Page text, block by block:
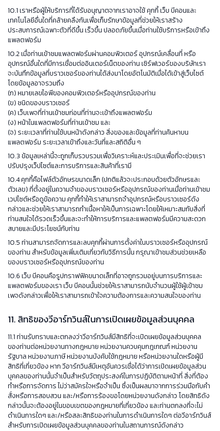
10.1 เราหรือผู้ให้บริการที่ได้รับอนุญาตจากเราอาจใช้ คุกกี้ เว็บ บีคอนและ
เทคโนโลยีอื่นใดที่คล้ายคลึงกันเพื่อเก็บรักษาข้อมูลที่ช่วยให้เราสร้าง
ประสบการณ์เฉพาะตัวที่ดีขึ้น เร็วขึ้น ปลอดภัยขึ้นเมื่อท่านใช้บริการหรือเข้าถึง
แพลตฟอร์ม
10.2 เมื่อท่านเข้าชมแพลตฟอร์มผ่านคอมพิวเตอร์ อุปกรณ์เคลื่อนที่ หรือ
อุปกรณ์อื่นใดที่มีการเชื่อมต่ออินเตอร์เน็ตของท่าน เซิร์ฟเวอร์ของบริษัทเรา
จะบันทึกข้อมูลที่บราวเซอร์ของท่านได้ส่งมาโดยอัตโนมัติเมื่อได้เข้าสู่เว็บไซต์
โดยข้อมูลอาจรวมถึง
(ก) หมายเลขไอพีของคอมพิวเตอร์หรืออุปกรณ์ของท่าน
(ข) ชนิดของบราวเซอร์
(ค) เว็บเพจที่ท่านเข้าชมก่อนที่ท่านจะเข้าถึงแพลตฟอร์ม
(ง) หน้าในแพลตฟอร์มที่ท่านเข้าชม และ
(จ) ระยะเวลาที่ท่านใช้บนหน้าดังกล่าว สิ่งของและข้อมูลที่ท่านค้นหาบน
แพลตฟอร์ม ระยะเวลาเข้าถึงและวันที่และสถิติอื่น ๆ
10.3 ข้อมูลเหล่านี้จะถูกเก็บรวบรวมเพื่อวิเคราะห์และประเมินเพื่อที่จะช่วยเรา
ปรับปรุงเว็ปไซต์และการบริการและสินค้าที่เรามี
10.4 คุกกี้คือไฟล์ตัวอักษรขนาดเล็ก (ปกติแล้วจะประกอบด้วยตัวอักษรและ
ตัวเลข) ที่ตั้งอยู่ในความจำของบราวเซอร์หรืออุปกรณ์ของท่านเมื่อท่านเข้าชม
เวปไซต์หรือดูข้อความ คุกกี้ทำให้เราสามารถจำอุปกรณ์หรือบราวเซอร์ดัง
กล่าวและช่วยให้เราสามารถทำเนื้อหาให้เป็นการเฉพาะโดยให้เหมาะสมกับสิ่งที่
ท่านสนใจได้รวดเร็วขึ้นและจะทำให้การบริการและแพลตฟอร์มมีความสะดวก
สบายและมีประโยชน์กับท่าน
10.5 ท่านสามารถจัดการและลบคุกกี้ผ่านการตั้งค่าในบราวเซอร์หรืออุปกรณ์
ของท่าน สำหรับข้อมูลเพิ่มเติมเกี่ยวกับวิธีการนั้น กรุณาเข้าชมส่วนช่วยเหลือ
ของบราวเซอร์หรืออุปกรณ์ของท่าน
10.6 เว็บ บีคอนคือรูปกราฟฟิคขนาดเล็กที่อาจถูกรวมอยู่บนการบริการและ
แพลตฟอร์มของเรา เว็บ บีคอนนั้นช่วยให้เราสามารถนับจำนวนผู้ใช้ผู้เข้าชม
เพจดังกล่าวเพื่อให้เราสามารถเข้าใจความต้องการและความสนใจของท่าน
11. สิทธิของวีอาร์ทวินส์ในการเปิดเผยข้อมูลส่วนบุคคล
11.1 ท่านรับทราบและตกลงว่าวีอาร์ทวินส์มีสิทธิที่จะเปิดเผยข้อมูลส่วนบุคคล
ของท่านต่อหน่วยงานทางกฎหมาย หน่วยงานควบคุมกฎเกณฑ์ หน่วยงาน
รัฐบาล หน่วยงานภาษี หน่วยงานบังคับใช้กฎหมาย หรือหน่วยงานใดหรือผู้มี
สิทธิที่เกี่ยวข้อง หาก วีอาร์ทวินส์มีเหตุอันควรเชื่อได้ว่าการเปิดเผยข้อมูลส่วน
บุคคลของท่านนั้นจำเป็นสำหรับวัตถุประสงค์ในการปฏิบัติตามหน้าที่ สิ่งที่ต้อง
ทำหรือการจัดการ ไม่ว่าสมัครใจหรือจำเป็น ซึ่งเป็นผลมาจากการร่วมมือกับคำ
สั่งหรือการสอบสวน และ/หรือการร้องขอโดยหน่วยงานดังกล่าว โดยสิทธิดัง
กล่าวนั้นจะต้องอยู่ในขอบเขตของกฎหมายที่เกี่ยวข้อง และท่านตกลงที่จะไม่
ดำเนินการใดๆ และ/หรือสละสิทธิของท่านในการดำเนินการใดๆ ต่อวีอาร์ทวินส์
สำหรับการเปิดเผยข้อมูลส่วนบุคคลของท่านในสถานการณ์ดังกล่าว